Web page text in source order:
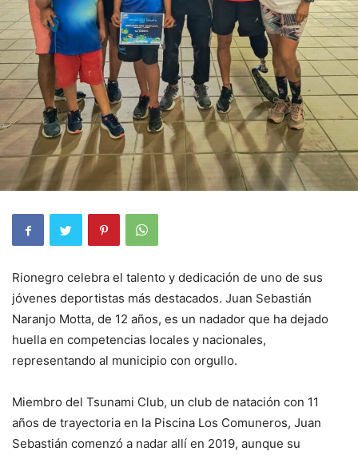
Rionegro celebra el talento y dedicación de uno de sus
jóvenes deportistas más destacados. Juan Sebastián
Naranjo Motta, de 12 años, es un nadador que ha dejado
huella en competencias locales y nacionales,
representando al municipio con orgullo.
Miembro del Tsunami Club, un club de natación con 11
años de trayectoria en la Piscina Los Comuneros, Juan
Sebastián comenzó a nadar allí en 2019, aunque su